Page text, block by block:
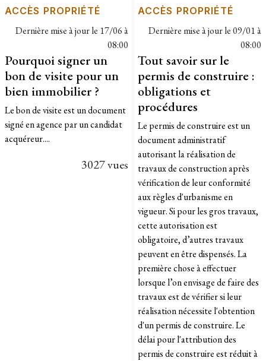
ACCÈS PROPRIÉTÉ
Dernière mise à jour le 17/06 à
08:00
Pourquoi signer un
bon de visite pour un
bien immobilier ?
Le bon de visite est un document
signé en agence par un candidat
acquéreur....
3027 vues
ACCÈS PROPRIÉTÉ
Dernière mise à jour le09/01 à
08:00
Tout savoir sur le
permis de construire :
obligations et
procédures
Le permis de construire est un
document administratif
autorisant la réalisation de
travaux de construction après
vérification de leur conformité
aux règles d'urbanisme en
vigueur. Si pour les gros travaux,
cette autorisation est
obligatoire, d’autres travaux
peuvent en être dispensés. La
première chose à effectuer
lorsque l’on envisage de faire des
travaux est de vérifier si leur
réalisation nécessite l'obtention
d'un permis de construire. Le
délai pour l'attribution des
permis de construire est réduit à